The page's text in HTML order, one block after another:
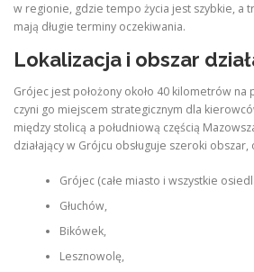
w regionie, gdzie tempo życia jest szybkie, a
mają długie terminy oczekiwania.
Lokalizacja i obszar
Grójec jest położony około 40 kilometrów na
czyni go miejscem strategicznym dla
między stolicą a południową częścią
działający w Grójcu obsługuje szeroki obszar,
Grójec (całe miasto i wszystkie
Głuchów,
Bikówek,
Lesznowolę,